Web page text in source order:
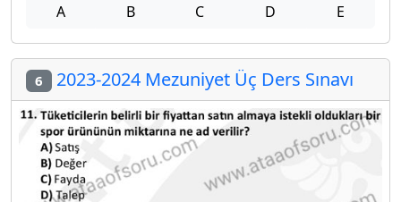
A B C D E
6 2023-2024 Mezuniyet Üç Ders Sınavı